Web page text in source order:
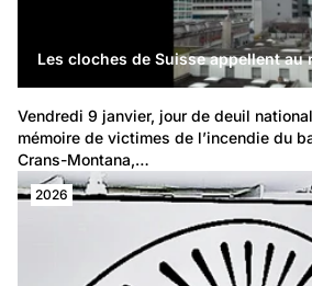
Les cloches de Suisse appellent au
Vendredi 9 janvier, jour de deuil
mémoire de victimes de l’incendie du
Crans-Montana,…
2026